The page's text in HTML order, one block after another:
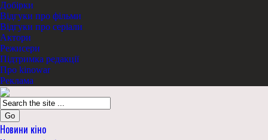
Добірки
Відгуки про фільми
Відгуки про серіали
Актори
Режисери
Підтримка редакції
Про kinowar
Реклама
Go
Новини кіно